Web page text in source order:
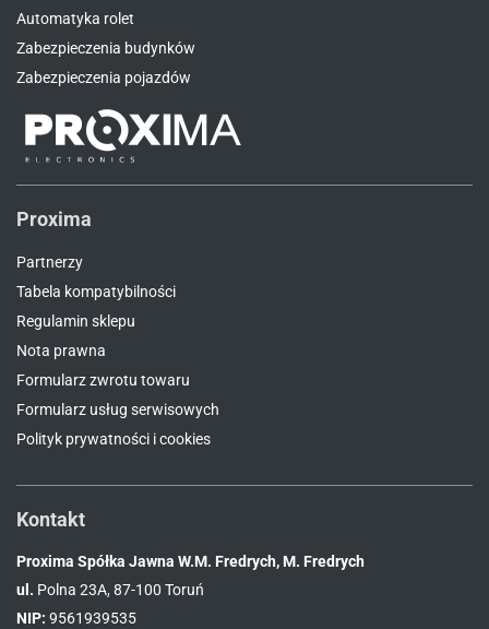
Automatyka rolet
Zabezpieczenia budynków
Zabezpieczenia pojazdów
Proxima
Partnerzy
Tabela kompatybilności
Regulamin sklepu
Nota prawna
Formularz zwrotu towaru
Formularz usług serwisowych
Polityk prywatności i cookies
Kontakt
Proxima Spółka Jawna W.M. Fredrych, M. Fredrych
ul. Polna 23A, 87-100 Toruń
NIP: 9561939535